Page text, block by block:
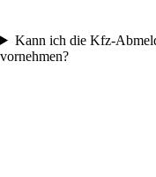
Kann ich die Kfz-
vornehmen?